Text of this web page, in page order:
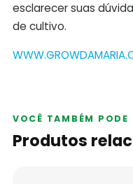
esclarecer suas
de cultivo.
VOCÊ TAMBÉM PODE
Produtos